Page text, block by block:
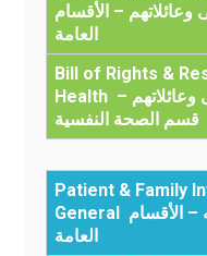
– الأقسام
Bill of Rights &
Health وثيقة حقوق وواجبات المرضى وعائلاتهم –
قسم الصحة النفسية
Patient & Family
General كتيب معلومات المريض وعائلته – الأقسام